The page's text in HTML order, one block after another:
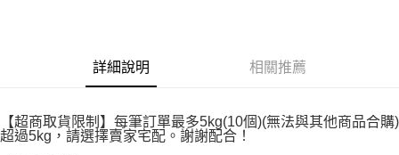
每筆NT$60，滿NT$599(含以上)免運費
每筆NT$60，滿NT$599(含以上)免運費
詳細說明 相關推薦
【超商取貨限制】每筆訂單最多5kg(10個)(無法與其他商品合購)
超過5kg，請選擇賣家宅配。謝謝配合！